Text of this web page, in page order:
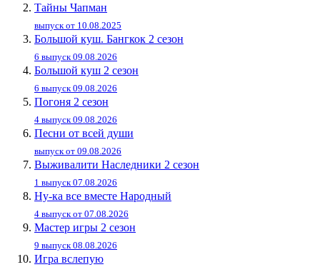
Тайны Чапман
выпуск от 10.08.2025
Большой куш. Бангкок 2 сезон
6 выпуск 09.08.2026
Большой куш 2 сезон
6 выпуск 09.08.2026
Погоня 2 сезон
4 выпуск 09.08.2026
Песни от всей души
выпуск от 09.08.2026
Выживалити Наследники 2 сезон
1 выпуск 07.08.2026
Ну-ка все вместе Народный
4 выпуск от 07.08.2026
Мастер игры 2 сезон
9 выпуск 08.08.2026
Игра вслепую